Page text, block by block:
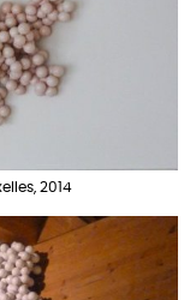
2014